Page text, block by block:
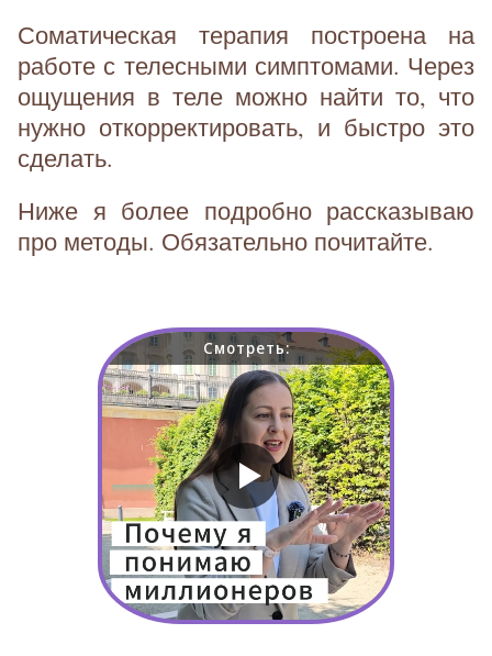
Соматическая терапия построена на
работе с телесными симптомами. Через
ощущения в теле можно найти то, что
нужно откорректировать, и быстро это
сделать.
Ниже я более подробно рассказываю
про методы. Обязательно почитайте.
Смотреть: